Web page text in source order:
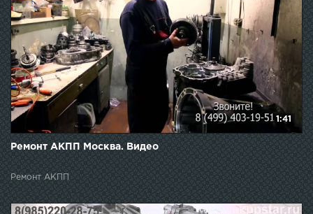
1:41
Ремонт АКПП Москва. Видео
Ремонт АКПП